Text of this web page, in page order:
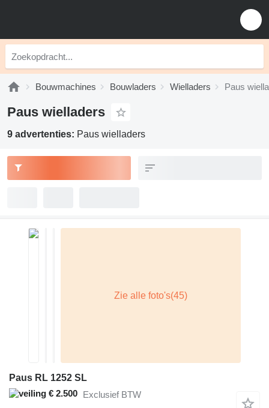
Bouwmachines Bouwladers Wielladers Paus
Paus wielladers
9 advertenties: Paus wielladers
Paus RL 1252 SL
€ 2.500 Exclusief BTW